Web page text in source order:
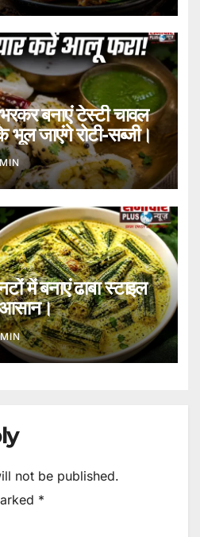
बनाएं टेस्टी चावल
भूल जाएंगे रोटी-सब्जी।
में बनाएं ढाबा स्टाइल
आसान।
not be published.
*